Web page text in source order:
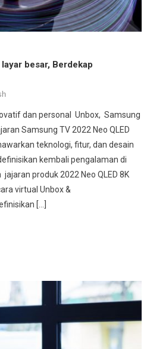
besar, Berdekap
dan personal Unbox, Samsung
Samsung TV 2022 Neo QLED
teknologi, fitur, dan desain
kembali pengalaman di
produk 2022 Neo QLED 8K
virtual Unbox &
[…]